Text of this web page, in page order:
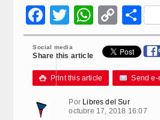
Facebook
TwitterCopy
Link
Social media
Share this article
 Print this article Send e-
Por Libres del Sur
octubre 17, 2018 16:07